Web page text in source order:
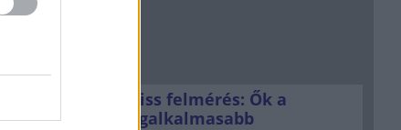
Friss felmérés: Ők a
legalkalmasabb